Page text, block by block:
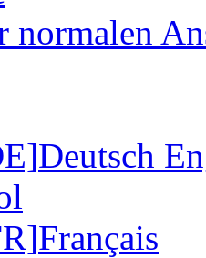
normalen
Deutsch
Français